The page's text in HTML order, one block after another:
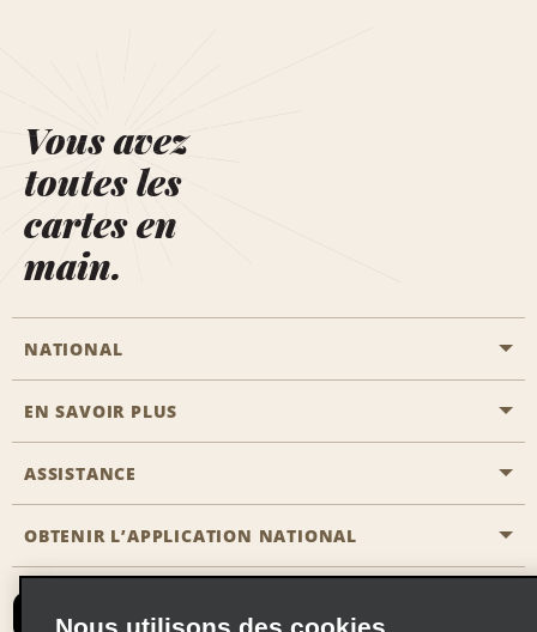
Vous avez
toutes les
cartes en
main.
NATIONAL
Passer une réservation
Solutions pour les professionnels
EN SAVOIR PLUS
Carrière
ASSISTANCE
Accessibilité
Nous contacter
OBTENIR L’APPLICATION NATIONAL